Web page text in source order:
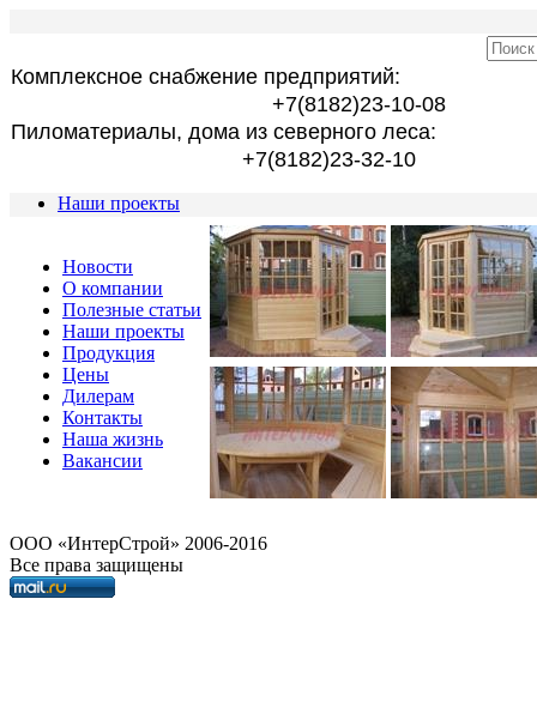
Комплексное снабжение предприятий:
+7(8182)23-10-08
Пиломатериалы, дома из северного леса:
+7(8182)23-32-10
Наши проекты
Новости
О компании
Полезные статьи
Наши проекты
Продукция
Цены
Дилерам
Контакты
Наша жизнь
Вакансии
OOO «ИнтерСтрой» 2006-2016
Все права защищены